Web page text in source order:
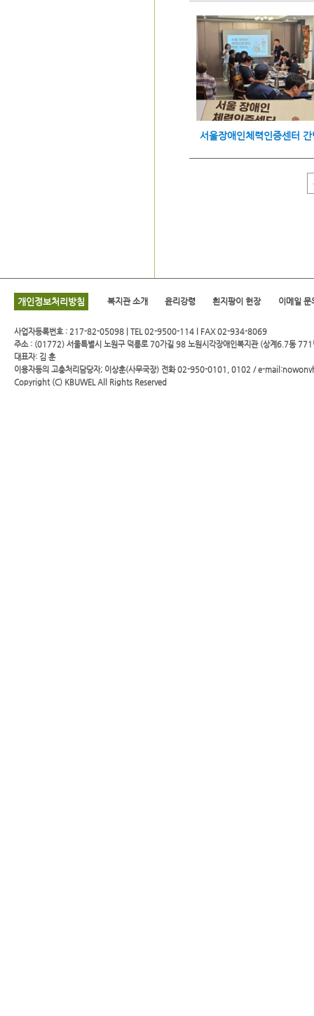
개인정보처리방침 복지관 소개 윤리강령 흰지팡이 헌장 이메일 문
사업자등록번호 : 217-82-05098 | TEL 02-9500-114 l FAX 02-934-8069
주소 : (01772) 서울특별시 노원구 덕릉로 70가길 98 노원시각장애인복지관 (상계6.7동 771
대표자: 김 훈
이용자등의 고충처리담당자; 이상훈(사무국장) 전화 02-950-0101, 0102 / e-
Copyright (C) KBUWELAll Rights Reserved